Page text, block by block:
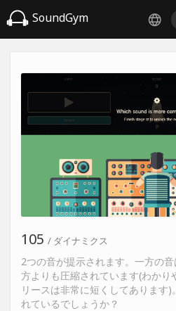
SoundGym
105 / ダイナミクス
2つの音が提示されます。一方の
方よりも圧縮されています(わかり
リースは非常に短くしてあります
れているでしょうか？